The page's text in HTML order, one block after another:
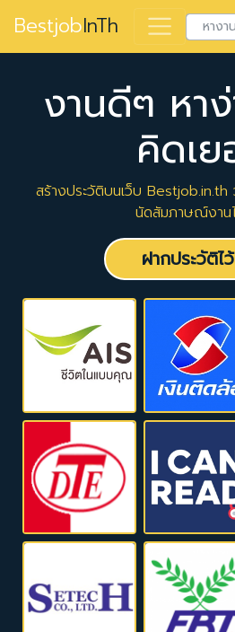
BestjobInTh
งานดีๆ หา
คิดเย
สร้างประวัติบนเว็บ
นัดสัมภาษณ์งาน
ฝากประวัติไ